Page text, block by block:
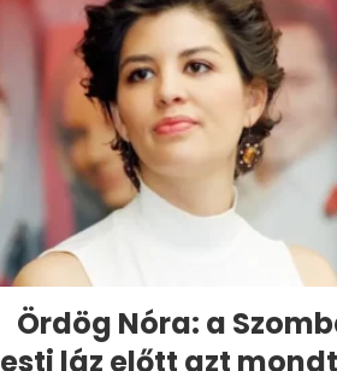
Ördög Nóra: a
esti láz előtt azt